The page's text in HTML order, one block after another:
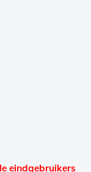
eindgebruikers